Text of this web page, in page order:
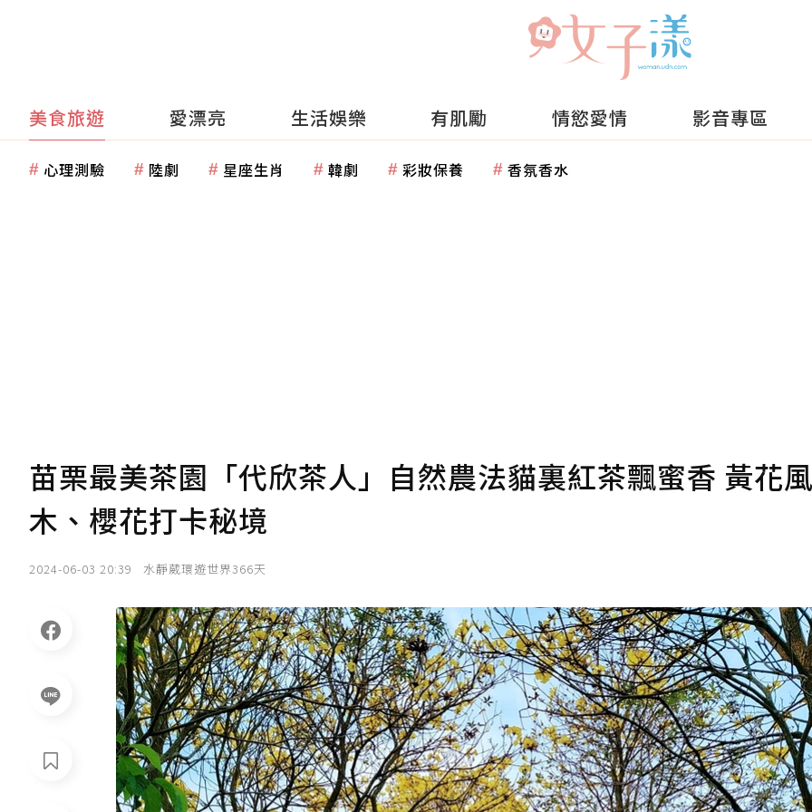
美食旅遊 愛漂亮 生活娛樂 有肌勵 情慾愛情 影音專區
心理測驗 陸劇 星座生肖 韓劇 彩妝保養 香氛香水
苗栗最美茶園「代欣茶人」自然農法貓裏紅茶飄蜜香 黃花
木、櫻花打卡秘境
2024-06-03 20:39 水靜葳環遊世界366天